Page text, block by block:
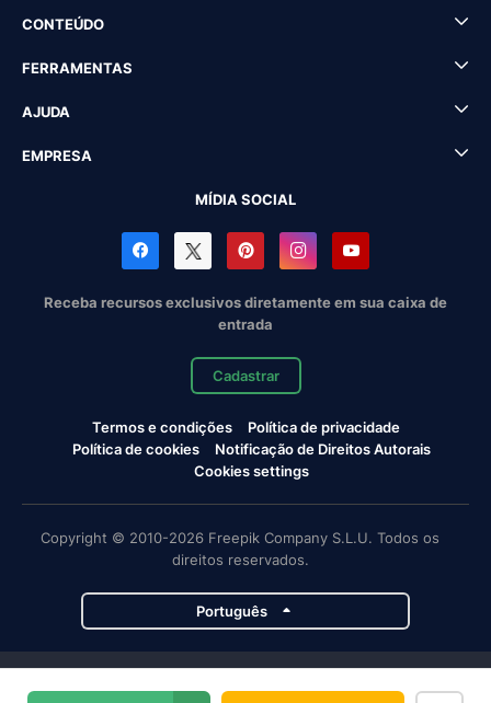
CONTEÚDO
FERRAMENTAS
AJUDA
EMPRESA
MÍDIA SOCIAL
Receba recursos exclusivos diretamente em sua caixa de
entrada
Cadastrar
Termos e condições
Política de privacidade
Política de cookies
Notificação de Direitos Autorais
Cookies settings
Copyright © 2010-2026 Freepik Company S.L.U. Todos os
direitos reservados.
Português